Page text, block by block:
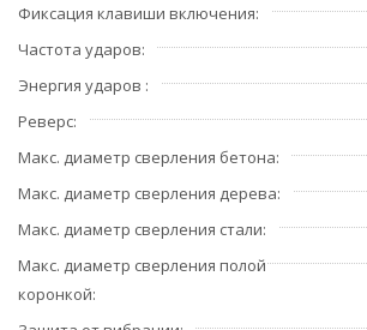
Фиксация клавиши включения
Частота ударов
Энергия ударов
Реверс
Макс. диаметр сверления бетона
Макс. диаметр сверления дерева
Макс. диаметр сверления стали
Макс. диаметр сверления полой
коронкой